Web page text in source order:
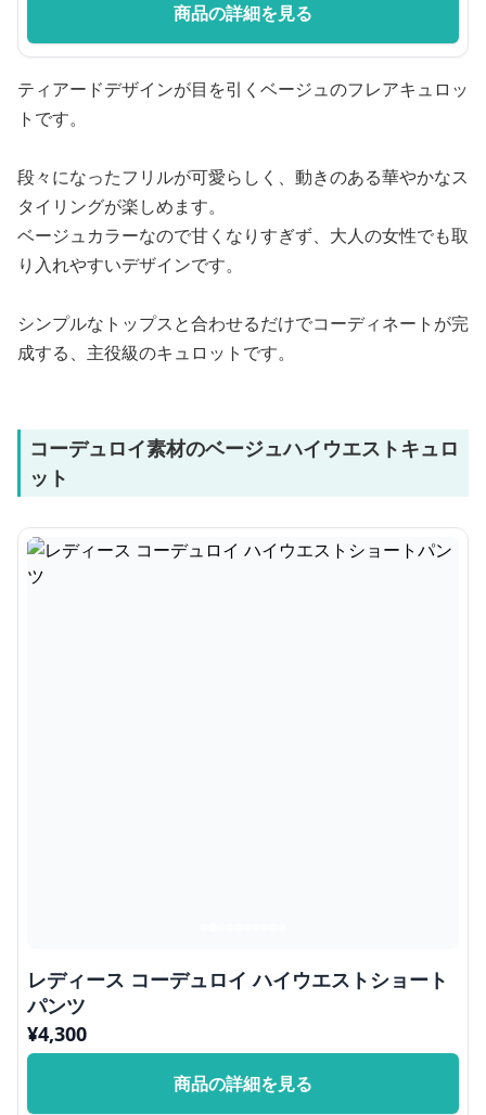
商品の詳細を見る
ティアードデザインが目を引くベージュのフレアキュロッ
トです。
段々になったフリルが可愛らしく、動きのある華やかなス
タイリングが楽しめます。
ベージュカラーなので甘くなりすぎず、大人の女性でも取
り入れやすいデザインです。
シンプルなトップスと合わせるだけでコーディネートが完
成する、主役級のキュロットです。
コーデュロイ素材のベージュハイウエストキュロ
ット
レディース コーデュロイ ハイウエストショート
パンツ
¥4,300
商品の詳細を見る